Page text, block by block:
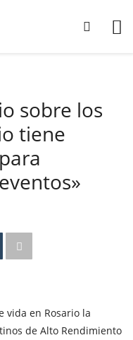
sobre los
tiene
vida en Rosario la
de Alto Rendimiento